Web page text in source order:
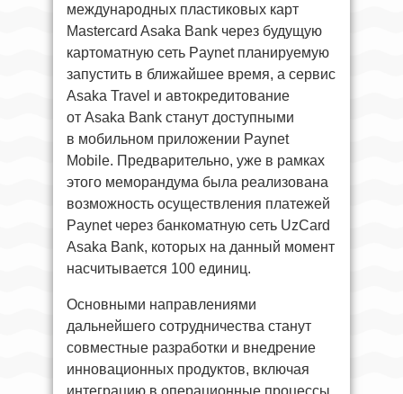
международных пластиковых карт
Mastercard Asaka Bank через будущую
картоматную сеть Paynet планируемую
запустить в ближайшее время, а сервис
Asaka Travel и автокредитование
от Asaka Bank станут доступными
в мобильном приложении Paynet
Mobile. Предварительно, уже в рамках
этого меморандума была реализована
возможность осуществления платежей
Paynet через банкоматную сеть UzCard
Asaka Bank, которых на данный момент
насчитывается 100 единиц.
Основными направлениями
дальнейшего сотрудничества станут
совместные разработки и внедрение
инновационных продуктов, включая
интеграцию в операционные процессы.